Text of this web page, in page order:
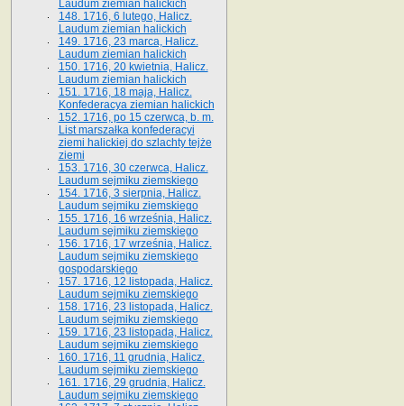
Laudum ziemian halickich
148. 1716, 6 lutego, Halicz.
Laudum ziemian halickich
149. 1716, 23 marca, Halicz.
Laudum ziemian halickich
150. 1716, 20 kwietnia, Halicz.
Laudum ziemian halickich
151. 1716, 18 maja, Halicz.
Konfederacya ziemian halickich
152. 1716, po 15 czerwca, b. m.
List marszałka konfederacyi
ziemi halickiej do szlachty tejże
ziemi
153. 1716, 30 czerwca, Halicz.
Laudum sejmiku ziemskiego
154. 1716, 3 sierpnia, Halicz.
Laudum sejmiku ziemskiego
155. 1716, 16 września, Halicz.
Laudum sejmiku ziemskiego
156. 1716, 17 września, Halicz.
Laudum sejmiku ziemskiego
gospodarskiego
157. 1716, 12 listopada, Halicz.
Laudum sejmiku ziemskiego
158. 1716, 23 listopada, Halicz.
Laudum sejmiku ziemskiego
159. 1716, 23 listopada, Halicz.
Laudum sejmiku ziemskiego
160. 1716, 11 grudnia, Halicz.
Laudum sejmiku ziemskiego
161. 1716, 29 grudnia, Halicz.
Laudum sejmiku ziemskiego